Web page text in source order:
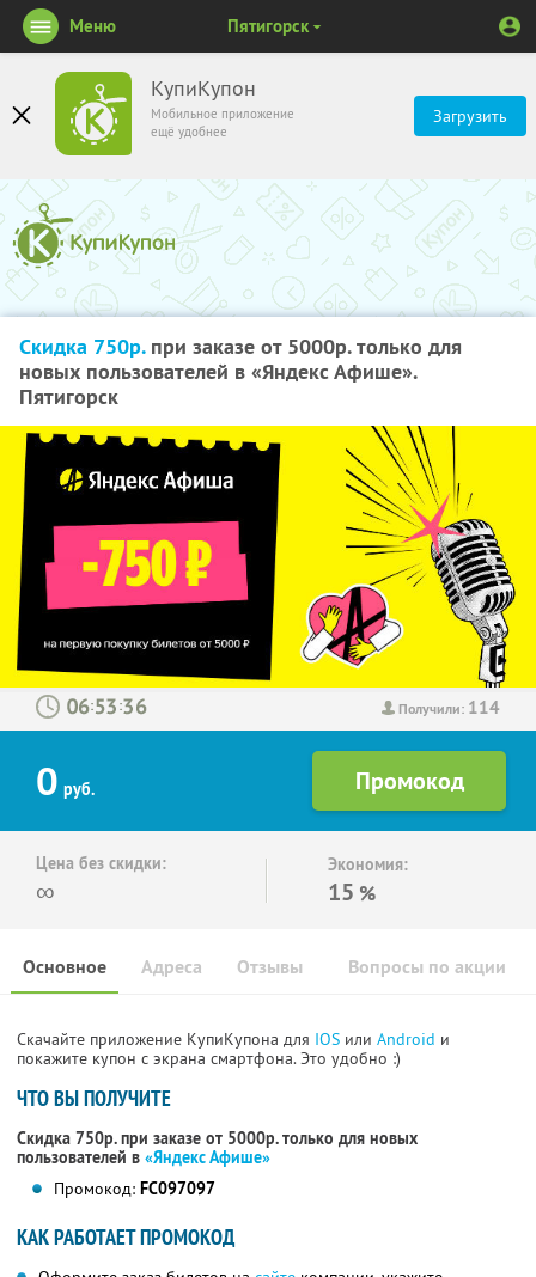
КупиКупон
Мобильное приложение
ещё удобнее
Загрузить
Меню Пятигорск
Скидка 750р.при заказе от 5000р. только для
новых пользователей в «Яндекс Афише».
Пятигорск
Получили: 114
: :
0 руб.
Цена без скидки:
∞
Экономия:
15 %
Основное Отзывы Вопросы по акции
Адреса
Скачайте приложение КупиКупона для IOS или Android и
покажите купон с экрана смартфона. Это удобно :)
ЧТО ВЫ ПОЛУЧИТЕ
Скидка 750р. при заказе от 5000р. только для новых
пользователей в «Яндекс Афише»
Промокод: FC097097
КАК РАБОТАЕТ ПРОМОКОД